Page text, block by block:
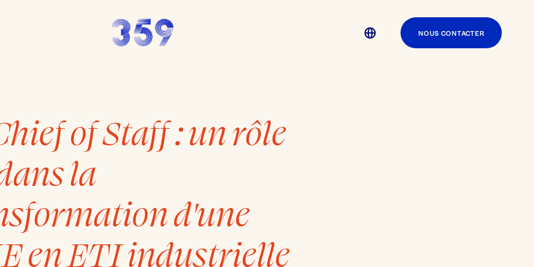
NOUS CONTACTER
of Staff : un rôle
la
d'une
en ETI industrielle